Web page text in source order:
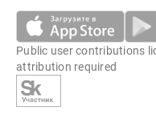
Public user contributions
attribution required